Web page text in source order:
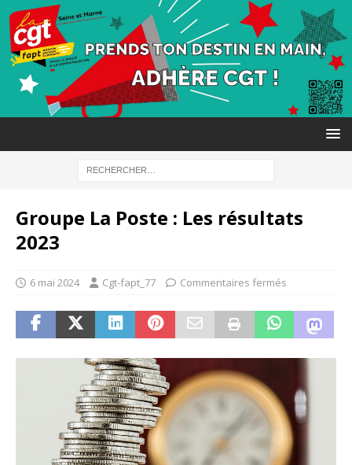
Groupe La Poste : Les résultats
2023
6 mai 2024 Cgt-fapt_77 Commentaires fermés